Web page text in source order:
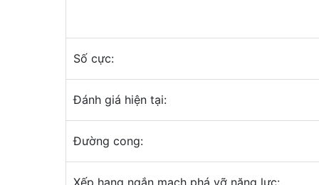
Số cực:
Đánh giá hiện tại:
Đường cong:
Xếp hạng ngắn mạch phá vỡ năng lực: